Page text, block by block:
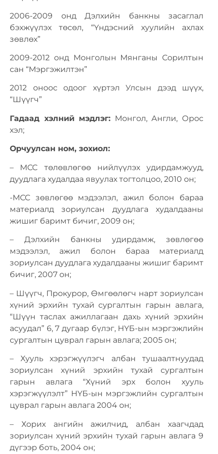
2006-2009 онд Дэлхийн банкны засаглал
бэхжүүлэх төсөл, “Үндэсний хуулийн ахлах
зөвлөх”
2009-2012 онд Монголын Мянганы Сорилтын
сан “Мэргэжилтэн”
2012 оноос одоог хүртэл Улсын дээд шүүх,
“Шүүгч”
Гадаад хэлний мэдлэг: Монгол, Англи, Орос
хэл;
Орчуулсан ном, зохиол:
– MCC тѳлѳвлѳгѳѳ нийлүүлэх удирдамжууд,
дуудлага худалдаа явуулах тогтолцоо, 2010 он;
-MCC зѳвлѳгѳѳ мэдээлэл, ажил болон бараа
материалд зориулсан дуудлага худалдааны
жишиг баримт бичиг, 2009 он;
– Дэлхийн банкны удирдамж, зѳвлѳгѳѳ
мэдээлэл, ажил болон бараа материалд
зориулсан дуудлага худалдааны жишиг баримт
бичиг, 2007 он;
– Шүүгч, Прокурор, Өмгѳѳлѳгч нарт зориулсан
хүний эрхийн тухай сургалтын гарын авлага,
“Шүүн таслах ажиллагаан дахь хүний эрхийн
асуудал” 6, 7 дугаар бүлэг, НҮБ-ын мэргэжлийн
сургалтын цуврал гарын авлага; 2005 он;
– Хууль хэрэгжүүлэгч албан тушаалтнуудад
зориулсан хүний эрхийн тухай сургалтын
гарын авлага “Хүний эрх болон хууль
хэрэгжүүлэлт” НҮБ-ын мэргэжлийн сургалтын
цуврал гарын авлага 2004 он;
– Хорих ангийн ажилчид, албан хаагчдад
зориулсан хүний эрхийн тухай гарын авлага 9
дүгээр боть, 2004 он;